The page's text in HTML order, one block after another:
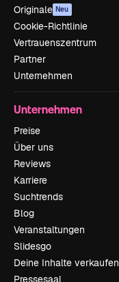
Originale Neu
Cookie-Richtlinie
Vertrauenszentrum
Partner
Unternehmen
Unternehmen
Preise
Über uns
Reviews
Karriere
Suchtrends
Blog
Veranstaltungen
Slidesgo
Deine Inhalte verkaufen
Pressesaal